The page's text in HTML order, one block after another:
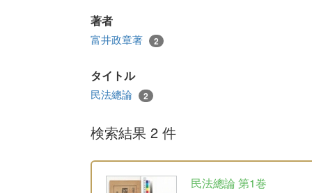
著者
富井政章著 2
タイトル
民法總論 2
検索結果 2 件
民法總論 第1巻